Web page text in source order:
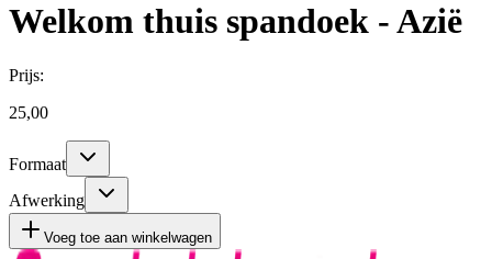
Welkom thuis spandoek - Azië
Prijs:
25,00
Formaat
Afwerking
Voeg toe aan winkelwagen